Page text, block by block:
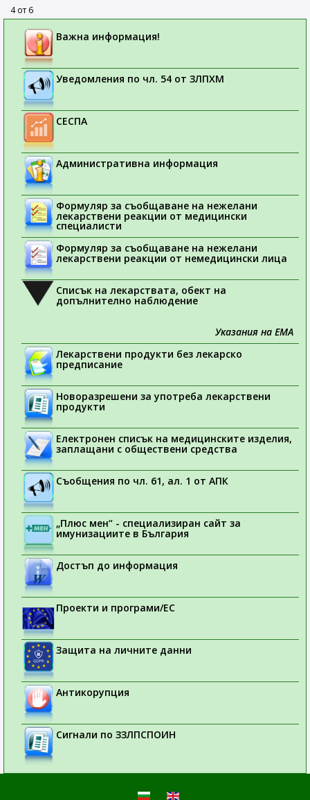
4 от 6
Важна информация!
Уведомления по чл. 54 от ЗЛПХМ
СЕСПА
Административна информация
Формуляр за съобщаване на нежелани
лекарствени реакции от медицински
специалисти
Формуляр за съобщаване на нежелани
лекарствени реакции от немедицински лица
Списък на лекарствата, обект на
допълнително наблюдение
Указания на ЕМА
Лекарствени продукти без лекарско
предписание
Новоразрешени за употреба лекарствени
продукти
Електронен списък на медицинските изделия,
заплащани с обществени средства
Съобщения по чл. 61, ал. 1 от АПК
„Плюс мен“ - специализиран сайт за
имунизациите в България
Достъп до информация
Проекти и програми/ЕС
Защита на личните данни
Антикорупция
Сигнали по ЗЗЛПСПОИН